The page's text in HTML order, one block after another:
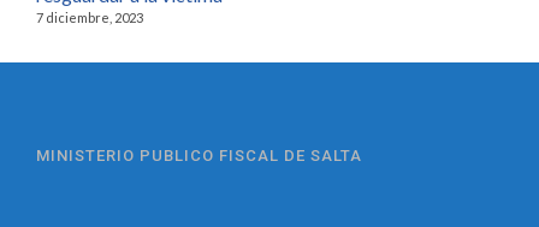
7 diciembre, 2023
MINISTERIO PUBLICO FISCAL DE SALTA